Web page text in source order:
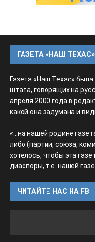
ГАЗЕТА «НАШ ТЕХАС»
Газета «Наш Техас»
штата, говорящих на
апреля 2000 года в
какой она задумана и
«...на нашей родине
либо (партии, союза,
хотелось, чтобы эта
диаспоры, т.е. нашей
ЧИТАЙТЕ НАС НА FB